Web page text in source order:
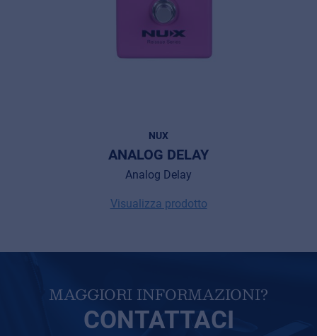
NUX
ANALOG DELAY
Analog Delay
Visualizza prodotto
MAGGIORI INFORMAZIONI?
CONTATTACI